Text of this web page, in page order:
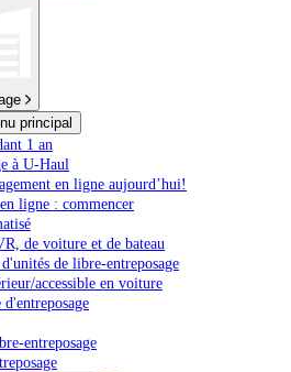
principal
1 an
à U-Haul
en ligne aujourd’hui!
ligne : commencer
de voiture et de bateau
de libre-entreposage
accessible en voiture
entreposage